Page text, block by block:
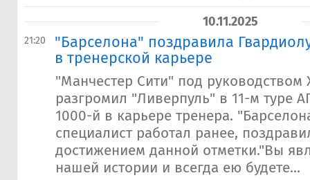
10.11.2025
21:20
"Барселона" поздравила
в тренерской карьере
"Манчестер Сити" под руководством
разгромил "Ливерпуль" в 11-м туре
1000-й в карьере тренера.
специалист работал ранее,
достижением данной отметки."Вы
нашей истории и всегда ею будете...